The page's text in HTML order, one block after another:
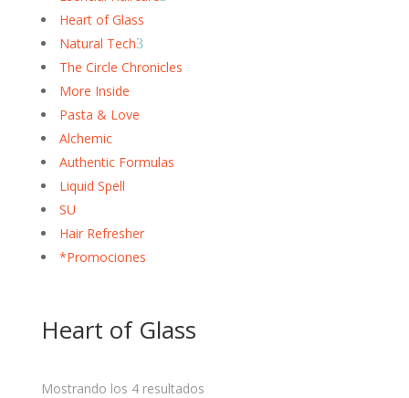
Heart of Glass
Natural Tech3
The Circle Chronicles
More Inside
Pasta & Love
Alchemic
Authentic Formulas
Liquid Spell
SU
Hair Refresher
*Promociones
Heart of Glass
Mostrando los 4 resultados